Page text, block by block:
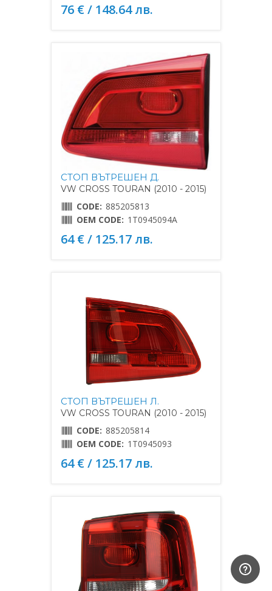
76 € / 148.64 лв.
СТОП ВЪТРЕШЕН Д.
VW CROSS TOURAN (2010 - 2015)
CODE: 885205813
OEM CODE: 1T0945094A
64 € / 125.17 лв.
СТОП ВЪТРЕШЕН Л.
VW CROSS TOURAN (2010 - 2015)
CODE: 885205814
OEM CODE: 1T0945093
64 € / 125.17 лв.